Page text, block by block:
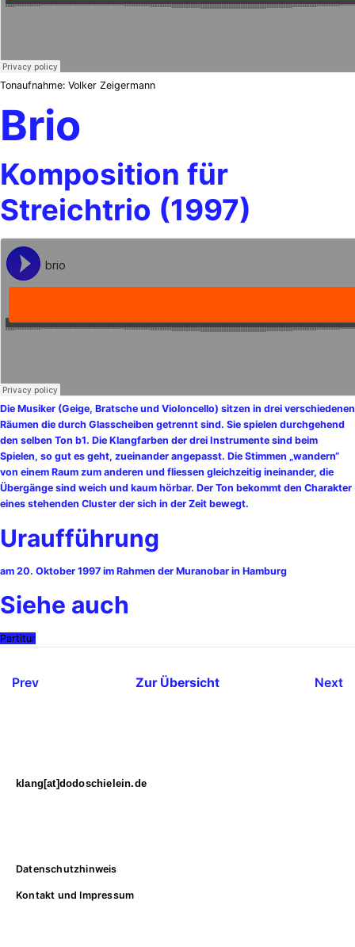
Tonaufnahme: Volker Zeigermann
Brio
Komposition für
Streichtrio (1997)
Die Musiker (Geige, Bratsche und Violoncello) sitzen in drei verschiedenen
Räumen die durch Glasscheiben getrennt sind. Sie spielen durchgehend
den selben Ton b1. Die Klangfarben der drei Instrumente sind beim
Spielen, so gut es geht, zueinander angepasst. Die Stimmen „wandern“
von einem Raum zum anderen und fliessen gleichzeitig ineinander, die
Übergänge sind weich und kaum hörbar. Der Ton bekommt den Charakter
eines stehenden Cluster der sich in der Zeit bewegt.
Uraufführung
am 20. Oktober 1997 im Rahmen der Muranobar in Hamburg
Siehe auch
Partitur
Prev Zur Übersicht Next
klang[at]dodoschielein.de
Datenschutzhinweis
Kontakt und Impressum